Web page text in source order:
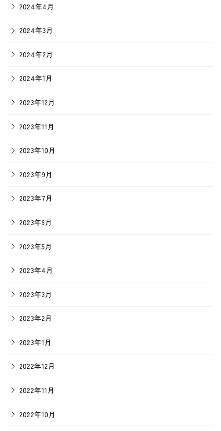
2024年4月
2024年3月
2024年2月
2024年1月
2023年12月
2023年11月
2023年10月
2023年9月
2023年7月
2023年6月
2023年5月
2023年4月
2023年3月
2023年2月
2023年1月
2022年12月
2022年11月
2022年10月